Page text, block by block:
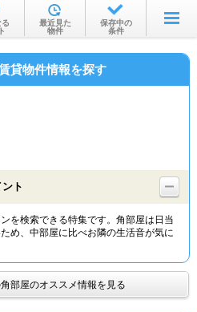
屋を探す
沿線・駅から
物件特集から
TOP
最近見た
物件
保存中の
条件
貸物件情報を探す
ト
を検索できる特集です。角部屋は日当
め、中部屋に比べお隣の生活音が気に
部屋のオススメ情報を見る